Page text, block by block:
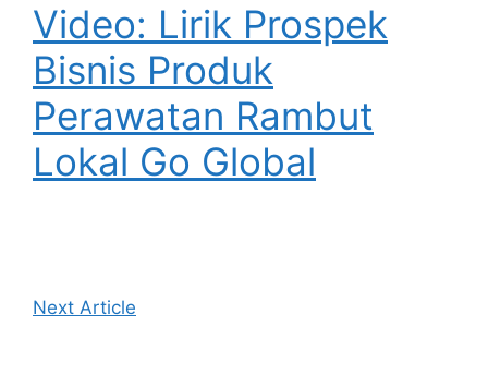
Video: Lirik Prospek
Bisnis Produk
Perawatan Rambut
Lokal Go Global
Next Article